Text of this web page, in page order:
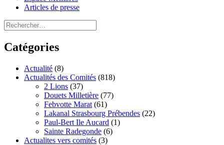
Articles de presse
Rechercher :
Catégories
Actualité (8)
Actualités des Comités (818)
2 Lions (37)
Douets Milletière (77)
Febvotte Marat (61)
Lakanal Strasbourg Prébendes (22)
Paul-Bert Ile Aucard (1)
Sainte Radegonde (6)
Actualites vers comités (3)